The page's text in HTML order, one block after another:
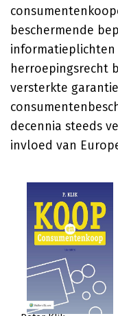
beschermende
herroepingsrecht
versterkte
decennia steeds
invloed van